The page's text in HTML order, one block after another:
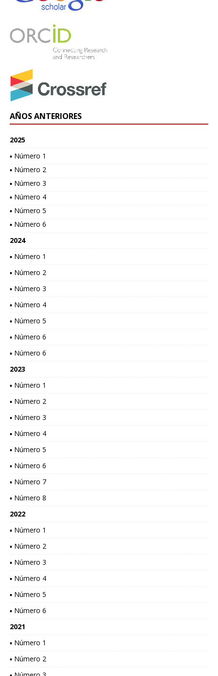
AÑOS ANTERIORES
2025
▪ Número 1
▪ Número 2
▪ Número 3
▪ Número 4
▪ Número 5
▪ Número 6
2024
▪ Número 1
▪ Número 2
▪ Número 3
▪ Número 4
▪ Número 5
▪ Número 6
▪ Número 6
2023
▪ Número 1
▪ Número 2
▪ Número 3
▪ Número 4
▪ Número 5
▪ Número 6
▪ Número 7
▪ Número 8
2022
▪ Número 1
▪ Número 2
▪ Número 3
▪ Número 4
▪ Número 5
▪ Número 6
2021
▪ Número 1
▪ Número 2